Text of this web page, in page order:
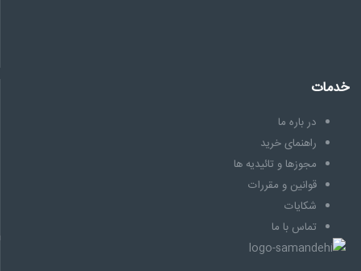
در باره ما
راهنمای خرید
مجوزها و تائیدیه ها
قوانین و مقررات
شکایات
تماس با ما